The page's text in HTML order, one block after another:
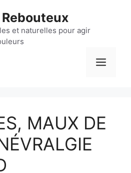
et naturelles pour agir
MAUX DE